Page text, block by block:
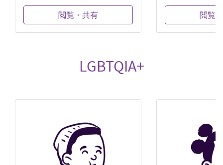
閲覧・共有 閲覧
LGBTQIA+